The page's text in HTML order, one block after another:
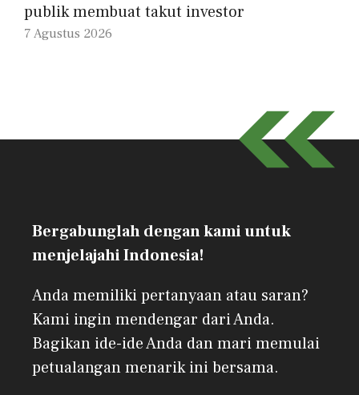
publik membuat takut investor
7 Agustus 2026
Bergabunglah dengan kami untuk
menjelajahi Indonesia!
Anda memiliki pertanyaan atau saran?
Kami ingin mendengar dari Anda.
Bagikan ide-ide Anda dan mari memulai
petualangan menarik ini bersama.